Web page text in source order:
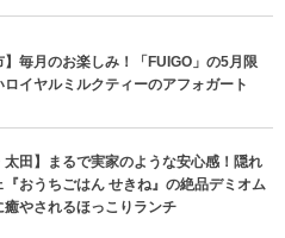
】毎月のお楽しみ！「FUIGO」の5月限
イヤルミルクティーのアフォガート
太田】まるで実家のような安心感！隠れ
『おうちごはん せきね』の絶品デミオム
癒やされるほっこりランチ